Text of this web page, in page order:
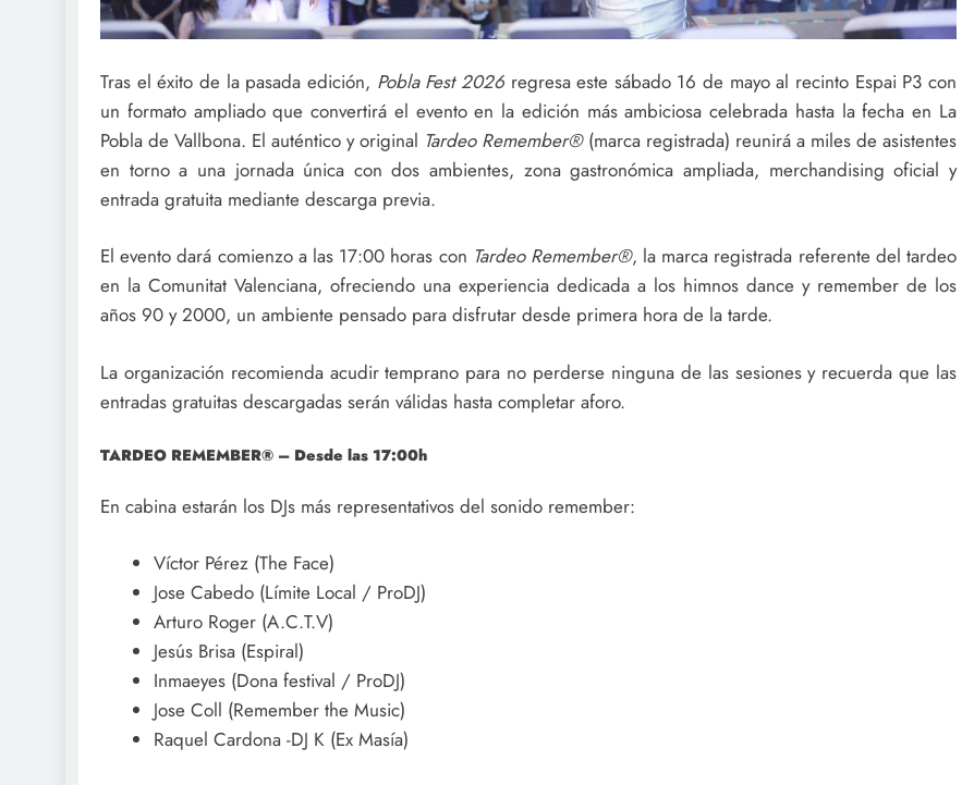
Tras el éxito de la pasada edición, Pobla Fest 2026regresa este sábado 16 de mayo al recinto Espai P3 con
un formato ampliado que convertirá el evento en la edición más ambiciosa celebrada hasta la fecha en La
Pobla de Vallbona. El auténtico y original Tardeo Remember®(marca registrada) reunirá a miles de asistentes
en torno a una jornada única con dos ambientes, zona gastronómica ampliada, merchandising oficial y
entrada gratuita mediante descarga previa.
El evento dará comienzo a las 17:00 horas con Tardeo Remember®, la marca registrada referente del tardeo
en la Comunitat Valenciana, ofreciendo una experiencia dedicada a los himnos dance y remember de los
años 90 y 2000, un ambiente pensado para disfrutar desde primera hora de la tarde.
La organización recomienda acudir temprano para no perderse ninguna de las sesiones y recuerda que las
entradas gratuitas descargadas serán válidas hasta completar aforo.
TARDEO REMEMBER® – Desde las 17:00h
En cabina estarán los DJs más representativos del sonido remember:
Víctor Pérez (The Face)
Jose Cabedo (Límite Local / ProDJ)
Arturo Roger (A.C.T.V)
Jesús Brisa (Espiral)
Inmaeyes (Dona festival / ProDJ)
Jose Coll (Remember the Music)
Raquel Cardona -DJ K (Ex Masía)